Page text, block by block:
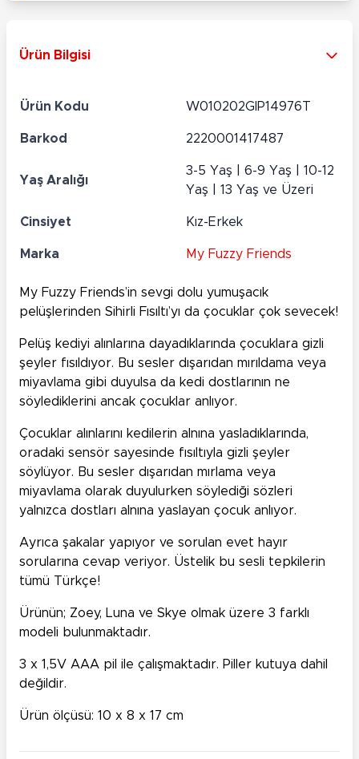
Ürün Bilgisi
Ürün Kodu W010202GIP14976T
Barkod 2220001417487
Yaş Aralığı
3-5 Yaş | 6-9 Yaş | 10-12
Yaş | 13 Yaş ve Üzeri
Cinsiyet Kız-Erkek
Marka My Fuzzy Friends
My Fuzzy Friends’in sevgi dolu yumuşacık
pelüşlerinden Sihirli Fısıltı’yı da çocuklar çok sevecek!
Pelüş kediyi alınlarına dayadıklarında çocuklara gizli
şeyler fısıldıyor. Bu sesler dışarıdan mırıldama veya
miyavlama gibi duyulsa da kedi dostlarının ne
söylediklerini ancak çocuklar anlıyor.
Çocuklar alınlarını kedilerin alnına yasladıklarında,
oradaki sensör sayesinde fısıltıyla gizli şeyler
söylüyor. Bu sesler dışarıdan mırlama veya
miyavlama olarak duyulurken söylediği sözleri
yalnızca dostları alnına yaslayan çocuk anlıyor.
Ayrıca şakalar yapıyor ve sorulan evet hayır
sorularına cevap veriyor. Üstelik bu sesli tepkilerin
tümü Türkçe!
Ürünün; Zoey, Luna ve Skye olmak üzere 3 farklı
modeli bulunmaktadır.
3 x 1,5V AAA pil ile çalışmaktadır. Piller kutuya dahil
değildir.
Ürün ölçüsü: 10 x 8 x 17 cm